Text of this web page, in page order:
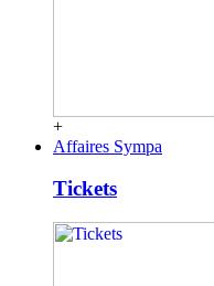
+
Affaires Sympa
Tickets